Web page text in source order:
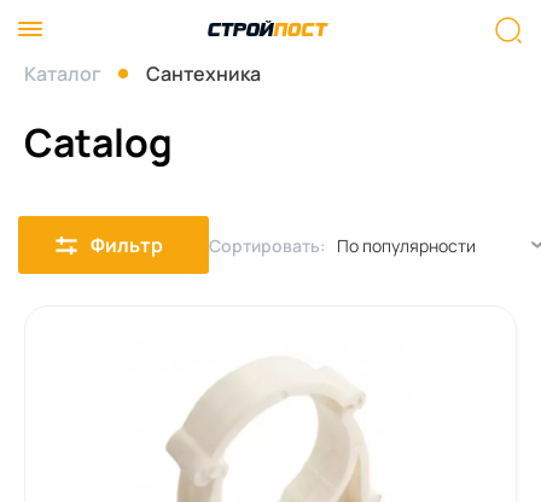
Каталог Сантехника
Catalog
Фильтр Сортировать: